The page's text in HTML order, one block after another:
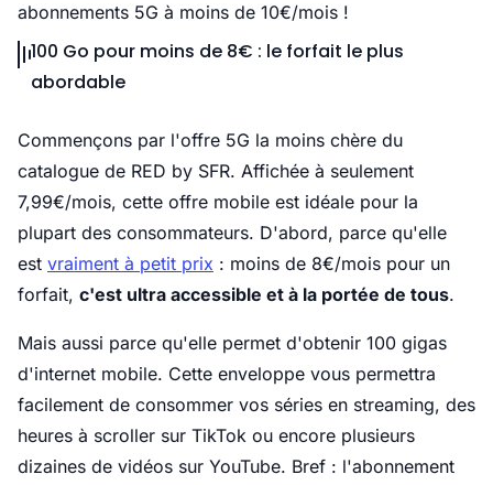
abonnements 5G à moins de 10€/mois !
100 Go pour moins de 8€ : le forfait le plus
abordable
Commençons par l'offre 5G la moins chère du
catalogue de RED by SFR. Affichée à seulement
7,99€/mois, cette offre mobile est idéale pour la
plupart des consommateurs. D'abord, parce qu'elle
est vraiment à petit prix : moins de 8€/mois pour un
forfait, c'est ultra accessible et à la portée de tous.
Mais aussi parce qu'elle permet d'obtenir 100 gigas
d'internet mobile. Cette enveloppe vous permettra
facilement de consommer vos séries en streaming, des
heures à scroller sur TikTok ou encore plusieurs
dizaines de vidéos sur YouTube. Bref : l'abonnement